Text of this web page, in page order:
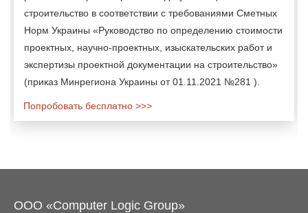
строительство в соответствии с требованиями Сметных
Норм Украины «Руководство по определению стоимости
проектных, научно-проектных, изыскательских работ и
экспертизы проектной документации на строительство»
(приказ Минрегиона Украины от 01.11.2021 №281 ).
Попробовать бесплатно >>>
ООО «Computer Logic Group»